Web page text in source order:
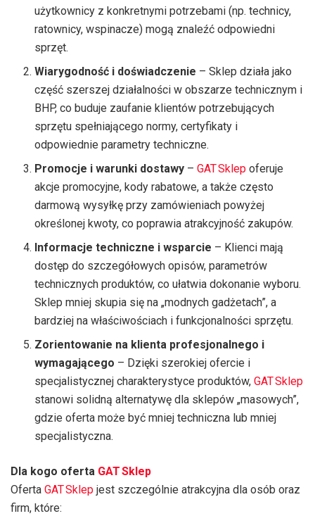
użytkownicy z konkretnymi potrzebami (np. technicy,
ratownicy, wspinacze) mogą znaleźć odpowiedni
sprzęt.
Wiarygodność i doświadczenie – Sklep działa jako
część szerszej działalności w obszarze technicznym i
BHP, co buduje zaufanie klientów potrzebujących
sprzętu spełniającego normy, certyfikaty i
odpowiednie parametry techniczne.
Promocje i warunki dostawy –GAT Sklep oferuje
akcje promocyjne, kody rabatowe, a także często
darmową wysyłkę przy zamówieniach powyżej
określonej kwoty, co poprawia atrakcyjność zakupów.
Informacje techniczne i wsparcie – Klienci mają
dostęp do szczegółowych opisów, parametrów
technicznych produktów, co ułatwia dokonanie wyboru.
Sklep mniej skupia się na „modnych gadżetach”, a
bardziej na właściwościach i funkcjonalności sprzętu.
Zorientowanie na klienta profesjonalnego i
wymagającego – Dzięki szerokiej ofercie i
specjalistycznej charakterystyce produktów,GAT Sklep
stanowi solidną alternatywę dla sklepów „masowych”,
gdzie oferta może być mniej techniczna lub mniej
specjalistyczna.
Dla kogo oferta GAT Sklep
Oferta GAT Sklep jest szczególnie atrakcyjna dla osób oraz
firm, które: